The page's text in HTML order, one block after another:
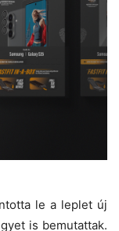
le a leplet új
is bemutattak.